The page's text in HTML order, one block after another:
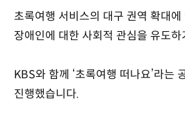
초록여행 서비스의 대구 권역 확대에
장애인에 대한 사회적 관심을 유도하
KBS와 함께 ‘초록여행 떠나요’라는
진행했습니다.